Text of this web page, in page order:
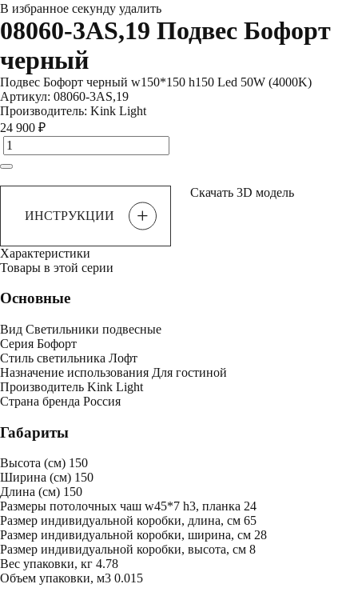
В избранное секунду удалить
08060-3AS,19 Подвес Бофорт
черный
Подвес Бофорт черный w150*150 h150 Led 50W (4000K)
Артикул: 08060-3AS,19
Производитель: Kink Light
24 900 ₽
ИНСТРУКЦИИ +
Скачать 3D модель
Характеристики
Товары в этой серии
Основные
Вид Светильники подвесные
Серия Бофорт
Стиль светильника Лофт
Назначение использования Для гостиной
Производитель Kink Light
Страна бренда Россия
Габариты
Высота (см) 150
Ширина (см) 150
Длина (см) 150
Размеры потолочных чаш w45*7 h3, планка 24
Размер индивидуальной коробки, длина, см 65
Размер индивидуальной коробки, ширина, см 28
Размер индивидуальной коробки, высота, см 8
Bес упаковки, кг 4.78
Oбъем упаковки, м3 0.015